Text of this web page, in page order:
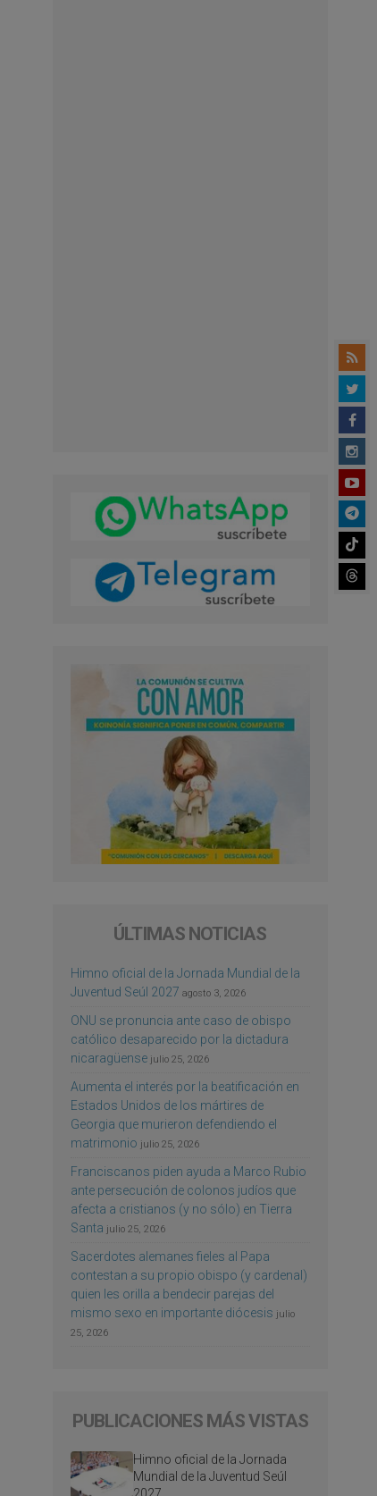
ÚLTIMAS NOTICIAS
Himno oficial de la Jornada Mundial de la
Juventud Seúl 2027 agosto 3, 2026
ONU se pronuncia ante caso de obispo
católico desaparecido por la dictadura
nicaragüense julio 25, 2026
Aumenta el interés por la beatificación en
Estados Unidos de los mártires de
Georgia que murieron defendiendo el
matrimonio julio 25, 2026
Franciscanos piden ayuda a Marco Rubio
ante persecución de colonos judíos que
afecta a cristianos (y no sólo) en Tierra
Santa julio 25, 2026
Sacerdotes alemanes fieles al Papa
contestan a su propio obispo (y cardenal)
quien les orilla a bendecir parejas del
mismo sexo en importante diócesis julio
25, 2026
PUBLICACIONES MÁS VISTAS
Himno oficial de la Jornada
Mundial de la Juventud Seúl